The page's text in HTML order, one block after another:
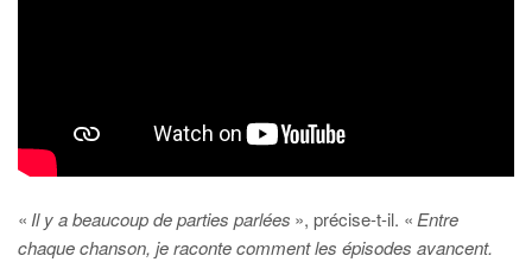
« Il y a beaucoup de parties parlées », précise-t-il. « Entre
chaque chanson, je raconte comment les épisodes avancent.